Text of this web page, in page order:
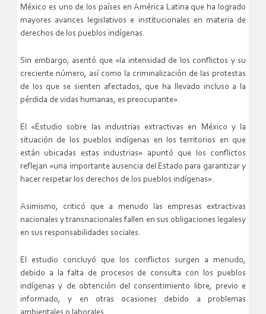
México es uno de los países en América Latina que ha logrado
mayores avances legislativos e institucionales en materia de
derechos de los pueblos indígenas.
Sin embargo, asentó que «la intensidad de los conflictos y su
creciente número, así como la criminalización de las protestas
de los que se sienten afectados, que ha llevado incluso a la
pérdida de vidas humanas, es preocupante».
El «Estudio sobre las industrias extractivas en México y la
situación de los pueblos indígenas en los territorios en que
están ubicadas estas industrias» apuntó que los conflictos
reflejan «una importante ausencia del Estado para garantizar y
hacer respetar los derechos de los pueblos indígenas».
Asimismo, criticó que a menudo las empresas extractivas
nacionales y transnacionales fallen en sus obligaciones legalesy
en sus responsabilidades sociales.
El estudio concluyó que los conflictos surgen a menudo,
debido a la falta de procesos de consulta con los pueblos
indígenas y de obtención del consentimiento libre, previo e
informado, y en otras ocasiones debido a problemas